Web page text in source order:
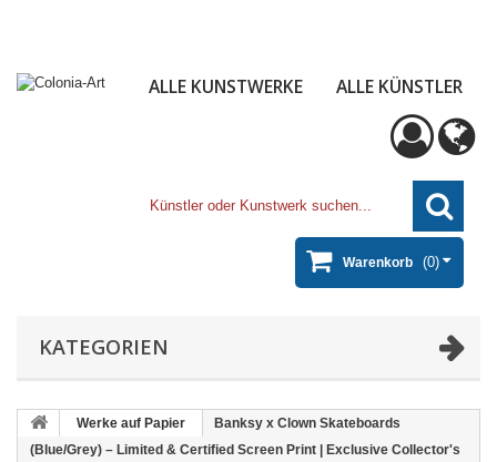
ALLE KUNSTWERKE ALLE KÜNSTLER
Warenkorb (0)
KATEGORIEN
Werke auf Papier
Banksy x Clown Skateboards
(Blue/Grey) – Limited & Certified Screen Print | Exclusive Collector's